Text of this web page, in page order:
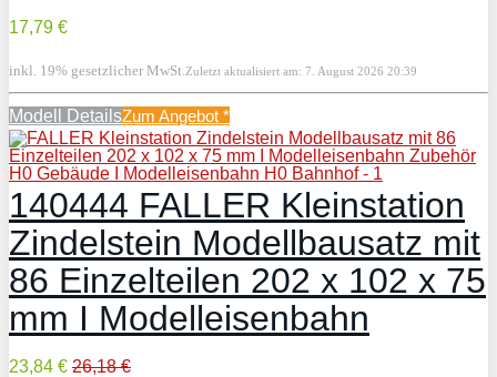
17,79 €
inkl. 19% gesetzlicher MwSt. Zuletzt aktualisiert am: 7. August 2026 20:39
Modell DetailsZum Angebot *
140444 FALLER Kleinstation
Zindelstein Modellbausatz mit
86 Einzelteilen 202 x 102 x 75
mm I Modelleisenbahn
23,84 € 26,18 €